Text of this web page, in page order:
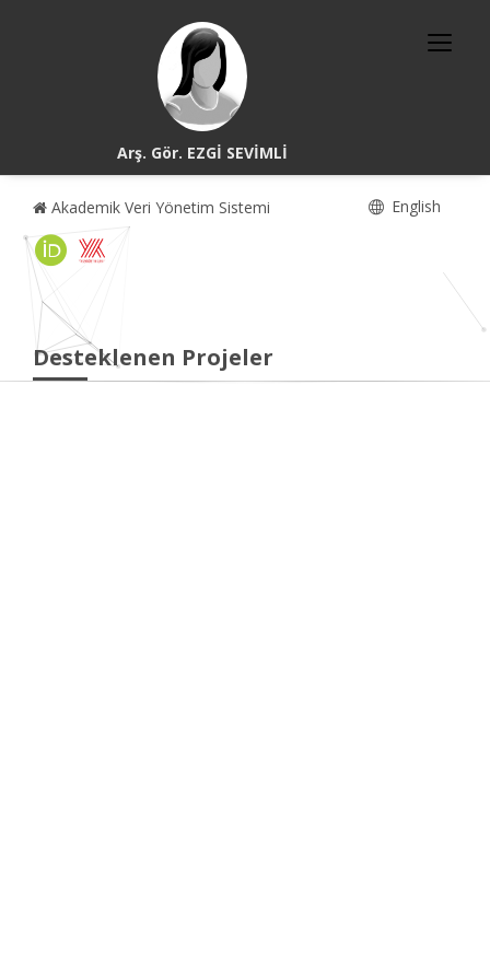
Arş. Gör. EZGİ SEVİMLİ
Akademik Veri Yönetim Sistemi English
Desteklenen Projeler